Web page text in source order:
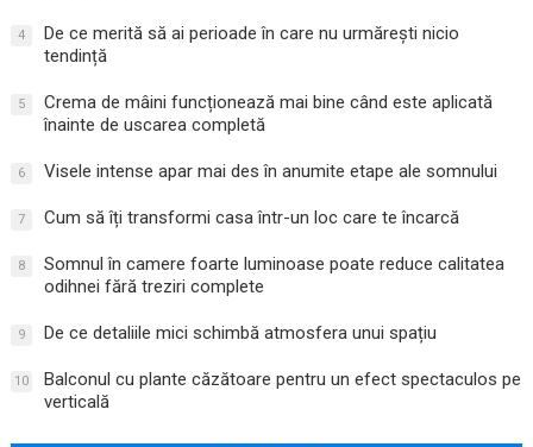
4
De ce merită să ai perioade în care nu urmărești nicio
tendință
5
Crema de mâini funcționează mai bine când este aplicată
înainte de uscarea completă
6 Visele intense apar mai des în anumite etape ale somnului
7 Cum să îți transformi casa într-un loc care te încarcă
8
Somnul în camere foarte luminoase poate reduce calitatea
odihnei fără treziri complete
9 De ce detaliile mici schimbă atmosfera unui spațiu
10
Balconul cu plante căzătoare pentru un efect spectaculos pe
verticală